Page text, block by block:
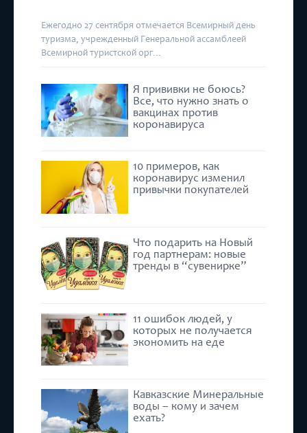
Ежегодно 27 сентября отмечается Всемирный день
туризма, учрежденный Генеральной ассамблеей
Всемирной туристской орг...
Я прививки не боюсь?
Все, что нужно знать о
вакцинах против
коронавируса
10 примеров, как
коронавирус изменил
привычки покупателей
Что подарить на Новый
год партнерам: новые
тренды в “сувенирке”
11 ошибок людей, у
которых не получается
экономить на еде
Кавказские Минеральные
воды – кому и зачем
ехать?